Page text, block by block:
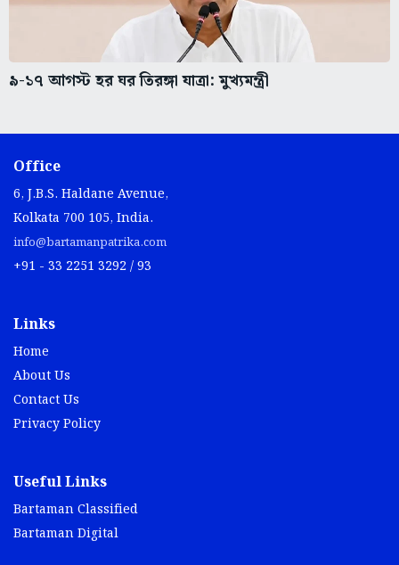
৯-১৭ আগস্ট হর ঘর তিরঙ্গা যাত্রা: মুখ্যমন্ত্রী
Office
6, J.B.S. Haldane Avenue,
Kolkata 700 105, India.
info@bartamanpatrika.com
+91 - 33 2251 3292 / 93
Links
Home
About Us
Contact Us
Privacy Policy
Useful Links
Bartaman Classified
Bartaman Digital